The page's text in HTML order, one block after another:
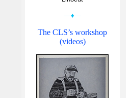
—♦—
The CLS’s workshop
(videos)